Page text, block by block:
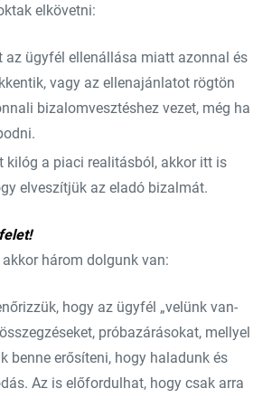
elkövetni:
az ügyfél ellenállása miatt azonnal és
vagy az ellenajánlatot rögtön
bizalomvesztéshez vezet, még ha
kilóg a piaci realitásból, akkor itt is
elveszítjük az eladó bizalmát.
három dolgunk van:
hogy az ügyfél „velünk van-
próbazárásokat, mellyel
benne erősíteni, hogy haladunk és
Az is előfordulhat, hogy csak arra